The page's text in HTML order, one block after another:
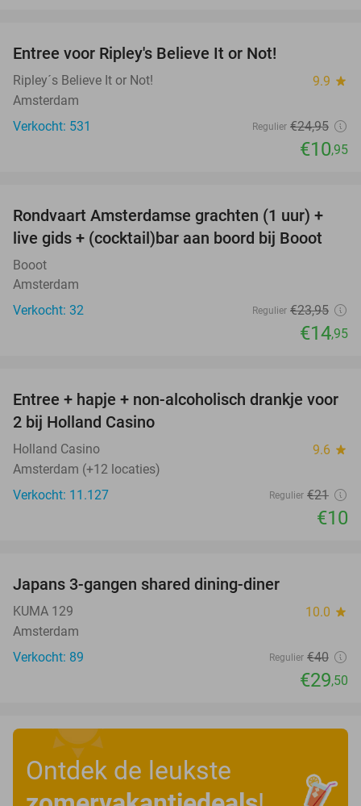
Entree voor Ripley's Believe It or Not!
Ripley´s Believe It or Not! 9.9 star
Amsterdam
Verkocht: 531
Regulier €24,95
€10,95
38%
Rondvaart Amsterdamse grachten (1 uur) +
live gids + (cocktail)bar aan boord bij Booot
Booot
Amsterdam
Verkocht: 32
Regulier €23,95
€14,95
52%
Entree + hapje + non-alcoholisch drankje voor
2 bij Holland Casino
Holland Casino 9.6 star
Amsterdam (+12 locaties)
Verkocht: 11.127
Regulier €21
€10
Japans 3-gangen shared dining-diner
KUMA 129 10.0 star
Amsterdam
Verkocht: 89
Regulier €40
€29,50
Ontdek de leukste